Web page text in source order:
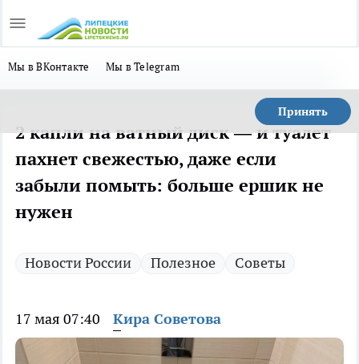
Мы в ВКонтакте Мы в Telegram
Принять
2 капли на ватный диск — и туалет
пахнет свежестью, даже если
забыли помыть: больше ершик не
нужен
Новости России Полезное Советы
17 мая 07:40 Кира Советова